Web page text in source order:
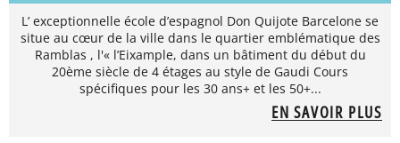
L’ exceptionnelle école d’espagnol Don Quijote Barcelone se
situe au cœur de la ville dans le quartier emblématique des
Ramblas , l'« l’Eixample, dans un bâtiment du début du
20ème siècle de 4 étages au style de Gaudi Cours
spécifiques pour les 30 ans+ et les 50+...
EN SAVOIR PLUS